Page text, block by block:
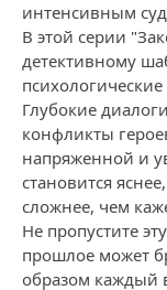
интенсивным
В этой серии
детективному
Глубокие
конфликты
напряженной и
становится
сложнее, чем
Не пропустите
прошлое может
образом каждый